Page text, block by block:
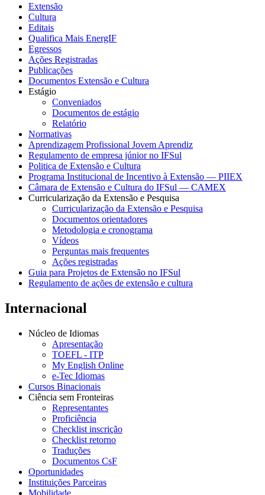
Extensão
Cultura
Editais
Qualifica Mais EnergIF
Egressos
Ações Registradas
Publicações
Documentos Extensão e Cultura
Estágio
Conveniados
Documentos de estágio
Relatório
Normativas
Aprendizagem Profissional Jovem Aprendiz
Regulamento de empresa júnior no IFSul
Politica de Extensão e Cultura
Programa Institucional de Incentivo à Extensão — PIIEX
Câmara de Extensão e Cultura do IFSul — CAMEX
Curricularização da Extensão e Pesquisa
Curricularização da Extensão e Pesquisa
Documentos orientadores
Metodologia e cronograma
Vídeos
Perguntas mais frequentes
Ações registradas
Guia para Projetos de Extensão no IFSul
Regulamento de ações de extensão e cultura
Internacional
Núcleo de Idiomas
Apresentação
TOEFL - ITP
My English Online
e-Tec Idiomas
Cursos Binacionais
Ciência sem Fronteiras
Representantes
Proficiência
Checklist inscrição
Checklist retorno
Traduções
Documentos CsF
Oportunidades
Instituições Parceiras
Mobilidade